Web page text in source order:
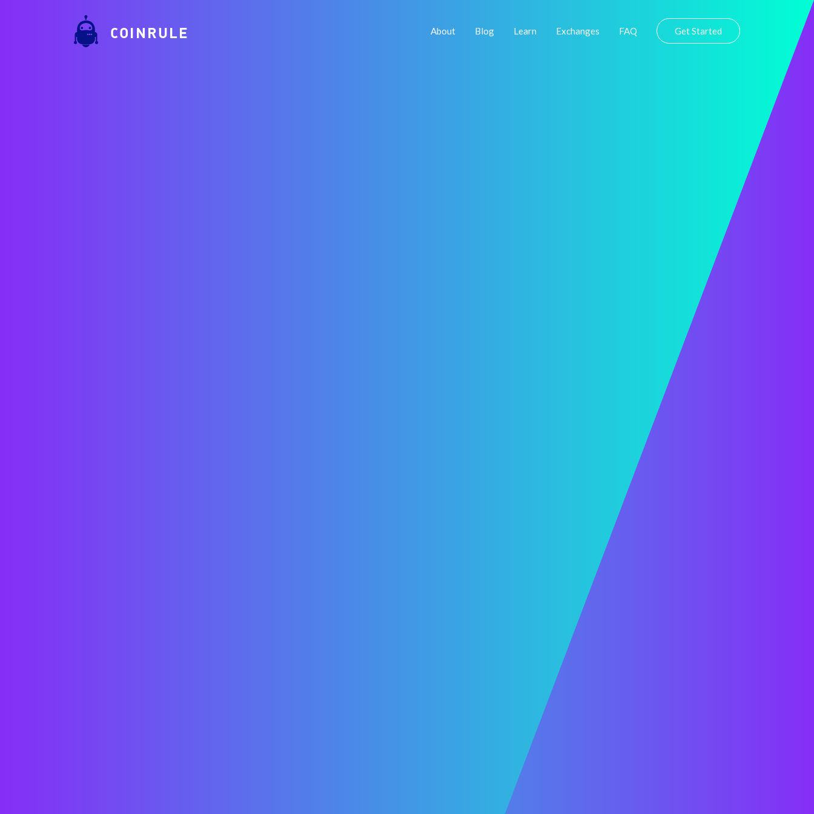
COINRULE About Blog Learn Exchanges FAQ Get Started